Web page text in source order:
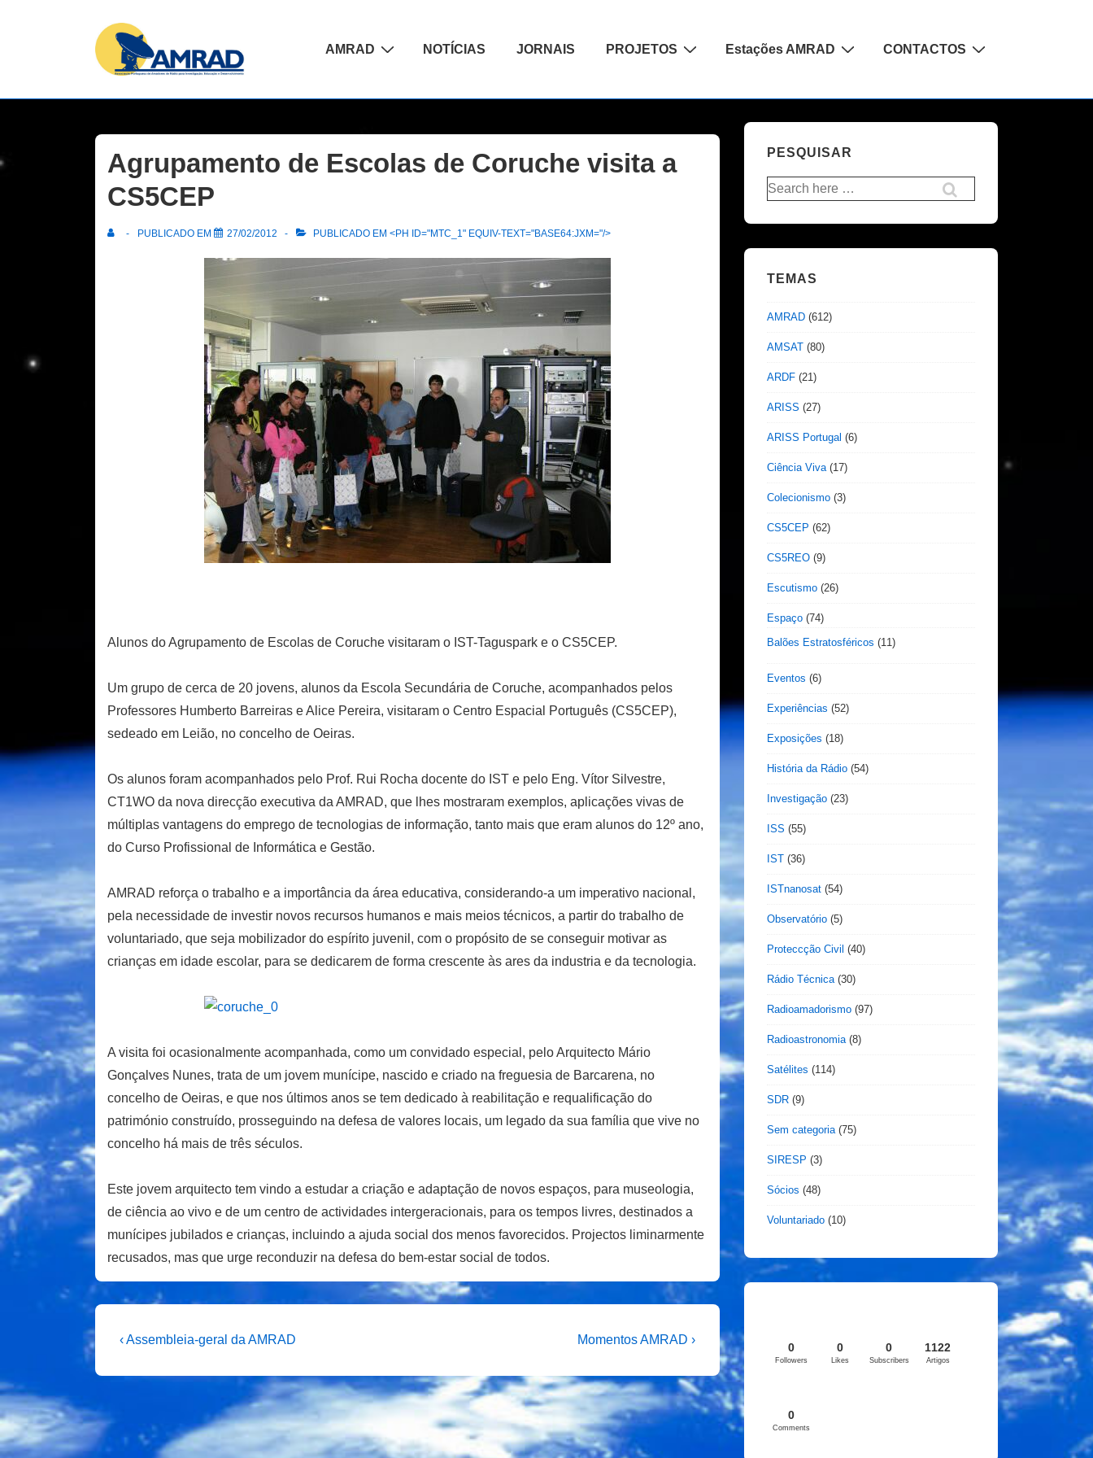
Content
Navegação
AMRAD NOTÍCIAS JORNAIS PROJETOS Estações AMRAD CONTACTOS
Agrupamento de Escolas de Coruche visita a
CS5CEP
PUBLICADO EM 27/02/2012 PUBLICADO EM <PH ID="MTC_1" EQUIV-TEXT="BASE64:JXM="/>
Alunos do Agrupamento de Escolas de Coruche visitaram o IST-Taguspark e o CS5CEP.
Um grupo de cerca de 20 jovens, alunos da Escola Secundária de Coruche, acompanhados pelos
Professores Humberto Barreiras e Alice Pereira, visitaram o Centro Espacial Português (CS5CEP),
sedeado em Leião, no concelho de Oeiras.
Os alunos foram acompanhados pelo Prof. Rui Rocha docente do IST e pelo Eng. Vítor Silvestre,
CT1WO da nova direcção executiva da AMRAD, que lhes mostraram exemplos, aplicações vivas de
múltiplas vantagens do emprego de tecnologias de informação, tanto mais que eram alunos do 12º ano,
do Curso Profissional de Informática e Gestão.
AMRAD reforça o trabalho e a importância da área educativa, considerando-a um imperativo nacional,
pela necessidade de investir novos recursos humanos e mais meios técnicos, a partir do trabalho de
voluntariado, que seja mobilizador do espírito juvenil, com o propósito de se conseguir motivar as
crianças em idade escolar, para se dedicarem de forma crescente às ares da industria e da tecnologia.
A visita foi ocasionalmente acompanhada, como um convidado especial, pelo Arquitecto Mário
Gonçalves Nunes, trata de um jovem munícipe, nascido e criado na freguesia de Barcarena, no
concelho de Oeiras, e que nos últimos anos se tem dedicado à reabilitação e requalificação do
património construído, prosseguindo na defesa de valores locais, um legado da sua família que vive no
concelho há mais de três séculos.
Este jovem arquitecto tem vindo a estudar a criação e adaptação de novos espaços, para museologia,
de ciência ao vivo e de um centro de actividades intergeracionais, para os tempos livres, destinados a
munícipes jubilados e crianças, incluindo a ajuda social dos menos favorecidos. Projectos liminarmente
recusados, mas que urge reconduzir na defesa do bem-estar social de todos.
Navegação
Previous
‹ Assembleia-geral da AMRAD
Next
is
Momentos AMRAD ›
PESQUISAR
Pesquisar
por:
TEMAS
AMRAD (612)
AMSAT (80)
ARDF (21)
ARISS (27)
ARISS Portugal (6)
Ciência Viva(17)
Colecionismo (3)
CS5CEP (62)
CS5REO (9)
Escutismo (26)
Espaço (74)
Balões Estratosféricos (11)
Eventos (6)
Experiências (52)
Exposições (18)
História da Rádio (54)
Investigação (23)
ISS (55)
IST (36)
ISTnanosat (54)
Observatório (5)
Proteccção Civil (40)
Rádio Técnica(30)
Radioamadorismo (97)
Radioastronomia(8)
Satélites (114)
SDR (9)
Sem categoria(75)
SIRESP (3)
Sócios (48)
Voluntariado (10)
0
Followers
0
Likes
0
Subscribers
1122
Artigos
0
Comments